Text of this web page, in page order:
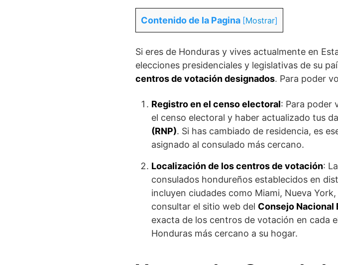
Contenido de la Pagina [Mostrar]
Si eres de Honduras y vives actualmente en
elecciones presidenciales y legislativas de su
centros de votación designados. Para poder
Registro en el censo electoral: Para poder
el censo electoral y haber actualizado tus
(RNP). Si has cambiado de residencia, es
asignado al consulado más cercano.
Localización de los centros de votación:
consulados hondureños establecidos en
incluyen ciudades como Miami, Nueva
consultar el sitio web del Consejo Nacional
exacta de los centros de votación en cada
Honduras más cercano a su hogar.